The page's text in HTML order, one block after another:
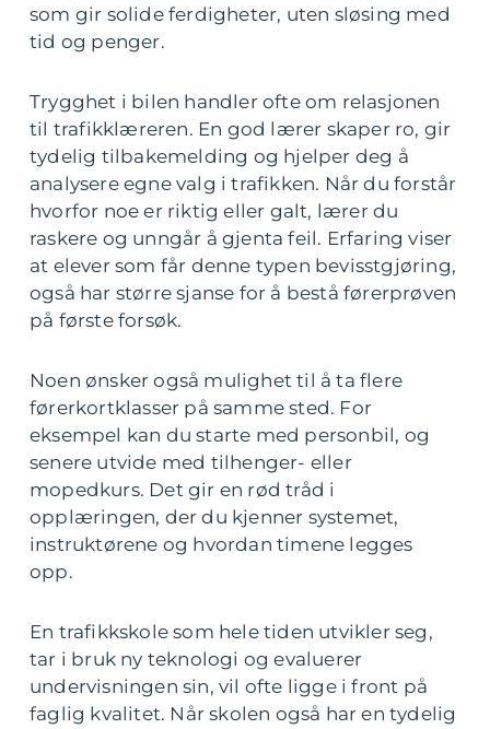
som gir solide ferdigheter, uten sløsing med
tid og penger.
Trygghet i bilen handler ofte om relasjonen
til trafikklæreren. En god lærer skaper ro, gir
tydelig tilbakemelding og hjelper deg å
analysere egne valg i trafikken. Når du forstår
hvorfor noe er riktig eller galt, lærer du
raskere og unngår å gjenta feil. Erfaring viser
at elever som får denne typen bevisstgjøring,
også har større sjanse for å bestå førerprøven
på første forsøk.
Noen ønsker også mulighet til å ta flere
førerkortklasser på samme sted. For
eksempel kan du starte med personbil, og
senere utvide med tilhenger- eller
mopedkurs. Det gir en rød tråd i
opplæringen, der du kjenner systemet,
instruktørene og hvordan timene legges
opp.
En trafikkskole som hele tiden utvikler seg,
tar i bruk ny teknologi og evaluerer
undervisningen sin, vil ofte ligge i front på
faglig kvalitet. Når skolen også har en tydelig